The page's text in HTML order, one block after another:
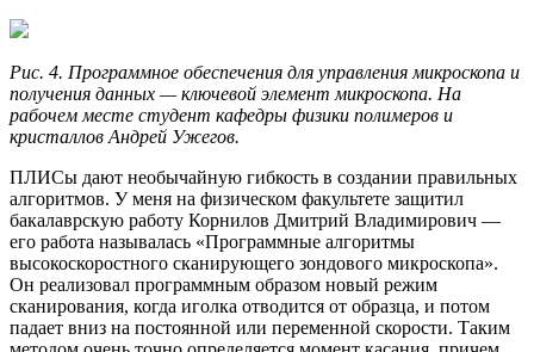
Рис. 4. Программное обеспечения для управления микроскопа и
получения данных — ключевой элемент микроскопа. На
рабочем месте студент кафедры физики полимеров и
кристаллов Андрей Ужегов.
ПЛИСы дают необычайную гибкость в создании правильных
алгоритмов. У меня на физическом факультете защитил
бакалаврскую работу Корнилов Дмитрий Владимирович —
его работа называлась «Программные алгоритмы
высокоскоростного сканирующего зондового микроскопа».
Он реализовал программным образом новый режим
сканирования, когда иголка отводится от образца, и потом
падает вниз на постоянной или переменной скорости. Таким